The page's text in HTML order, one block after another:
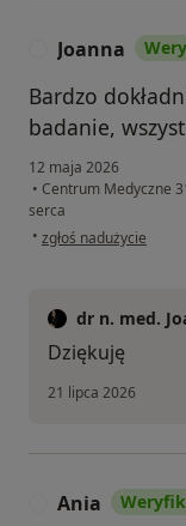
Joanna
Bardzo
badanie,
12 maja 2026
• Centrum Medyczne
serca
• w opinii użytkownika
zgłoś nadużycie
dr n. med.
Dziękuję
21 lipca 2026
Ania